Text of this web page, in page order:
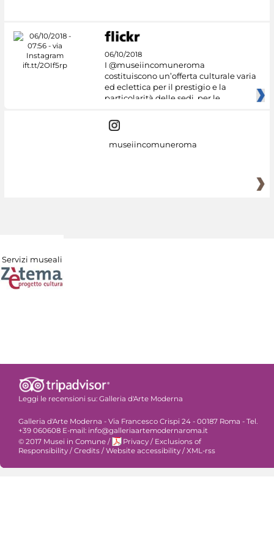
06/10/2018
I @museiincomuneroma
costituiscono un’offerta culturale varia
ed eclettica per il prestigio e la
particolarità delle sedi, per le
museiincomuneroma
Servizi museali
Leggi le recensioni su: Galleria d'Arte Moderna
Galleria d'Arte Moderna - Via Francesco Crispi 24 - 00187 Roma - Tel.
+39 060608 E-mail: info@galleriaartemodernaroma.it
© 2017 Musei in Comune / Privacy / Exclusions of
Responsibility /Credits /Website accessibility /XML-rss